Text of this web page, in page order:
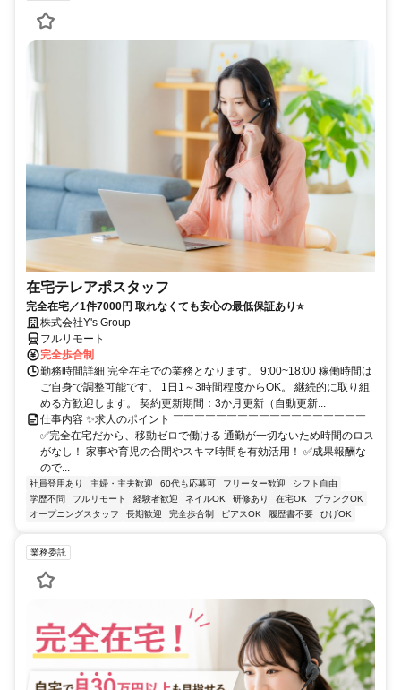
在宅テレアポスタッフ
完全在宅／1件7000円 取れなくても安心の最低保証あり⭐
株式会社Y's Group
フルリモート
完全歩合制
勤務時間詳細 完全在宅での業務となります。 9:00~18:00 稼働時間は
ご自身で調整可能です。 1日1～3時間程度からOK。 継続的に取り組
める方歓迎します。 契約更新期間：3か月更新（自動更新...
仕事内容 ✨求人のポイント ￣￣￣￣￣￣￣￣￣￣￣￣￣￣￣￣￣￣
✅完全在宅だから、移動ゼロで働ける 通勤が一切ないため時間のロス
がなし！ 家事や育児の合間やスキマ時間を有効活用！ ✅成果報酬な
ので...
社員登用あり 主婦・主夫歓迎 60代も応募可 フリーター歓迎
シフト自由
学歴不問
フルリモート 経験者歓迎 ネイルOK 研修あり 在宅OK
ブランクOK
オープニングスタッフ
長期歓迎 完全歩合制 ピアスOK 履歴書不要 ひげOK
業務委託